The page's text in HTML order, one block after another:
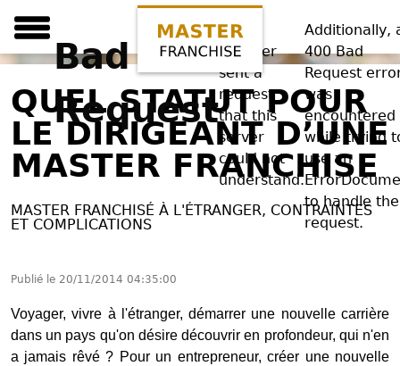
Bad
Request
Your
browser
sent a
request
that this
server
could not
understand.
Additionally,
400 Bad
Request
was
encountered
while trying
use an
to handle the
request.
QUEL STATUT POUR
LE DIRIGEANT D’UNE
MASTER FRANCHISE
MASTER FRANCHISÉ À L'ÉTRANGER, CONTRAINTES
ET COMPLICATIONS
Publié le 20/11/2014 04:35:00
Voyager, vivre à l'étranger, démarrer une nouvelle carrière
dans un pays qu'on désire découvrir en profondeur, qui n'en
a jamais rêvé ? Pour un entrepreneur, créer une nouvelle